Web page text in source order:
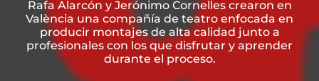
Rafa Alarcón y Jerónimo Cornelles crearon en
València una compañía de teatro enfocada en
producir montajes de alta calidad junto a
profesionales con los que disfrutar y aprender
durante el proceso.